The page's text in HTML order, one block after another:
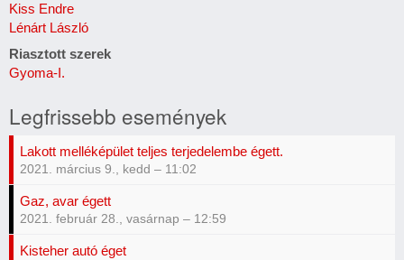
Kiss Endre
Lénárt László
Riasztott szerek
Gyoma-I.
Legfrissebb események
Lakott melléképület teljes terjedelembe égett.
2021. március 9., kedd – 11:02
Gaz, avar égett
2021. február 28., vasárnap – 12:59
Kisteher autó éget